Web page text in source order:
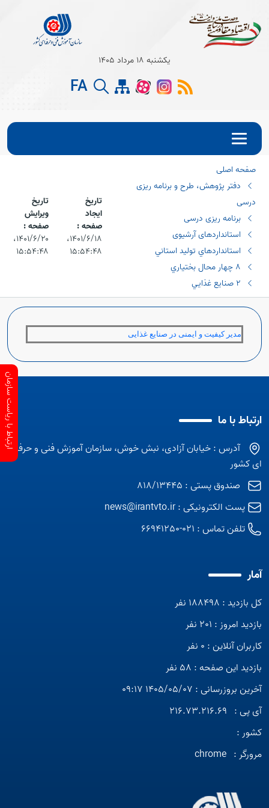
Open
یکشنبه 18 مرداد 1405
FA
صفحه اصلی
دفتر پژوهش، طرح و برنامه ریزی
درسی
برنامه ریزی درسی
استانداردهای آرشیوی
استانداردهاي توليد استاني
٨ چهار محال بختياري
٢ صنايع غذايي
تاریخ
ایجاد
صفحه :
۱۴۰۱/۶/۱۸،‏
۱۵:۵۴:۴۸
تاریخ
ویرایش
صفحه :
۱۴۰۱/۶/۲۰،‏
۱۵:۵۴:۴۸
مدیر کیفیت و ایمنی در صنایع غذایی
ارتباط با ما
آدرس : خیابان آزادی، نبش خوش، سازمان آموزش فنی و حرفه
ای کشور
صندوق پستی : 818/13445
پست الکترونیکی :news@irantvto.ir
تلفن تماس : 021-66941250
آمار
کل بازدید : 188498 نفر
بازدید امروز : 201 نفر
کاربران آنلاین : 0 نفر
بازدید این صفحه : 58 نفر
آخرین بروزرسانی : 1405/05/07 09:17
آی پی : 216.73.216.69
کشور :
مرورگر : chrome
ارتباط با ریاست سازمان